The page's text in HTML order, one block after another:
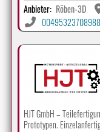
Anbieter: Röben-3D
HJT GmbH –
Prototypen.